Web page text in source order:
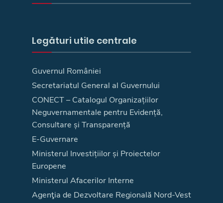
Legături utile centrale
Guvernul României
Secretariatul General al Guvernului
CONECT – Catalogul Organizațiilor
Neguvernamentale pentru Evidență,
Consultare și Transparență
E-Guvernare
Ministerul Investițiilor și Proiectelor
Europene
Ministerul Afacerilor Interne
Agenţia de Dezvoltare Regională Nord-Vest